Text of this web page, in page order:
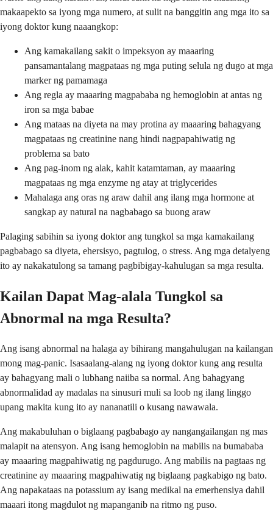
makaapekto sa iyong mga numero, at sulit na banggitin ang mga ito sa
iyong doktor kung naaangkop:
Ang kamakailang sakit o impeksyon ay maaaring
pansamantalang magpataas ng mga puting selula ng dugo at mga
marker ng pamamaga
Ang regla ay maaaring magpababa ng hemoglobin at antas ng
iron sa mga babae
Ang mataas na diyeta na may protina ay maaaring bahagyang
magpataas ng creatinine nang hindi nagpapahiwatig ng
problema sa bato
Ang pag-inom ng alak, kahit katamtaman, ay maaaring
magpataas ng mga enzyme ng atay at triglycerides
Mahalaga ang oras ng araw dahil ang ilang mga hormone at
sangkap ay natural na nagbabago sa buong araw
Palaging sabihin sa iyong doktor ang tungkol sa mga kamakailang
pagbabago sa diyeta, ehersisyo, pagtulog, o stress. Ang mga detalyeng
ito ay nakakatulong sa tamang pagbibigay-kahulugan sa mga resulta.
Kailan Dapat Mag-alala Tungkol sa
Abnormal na mga Resulta?
Ang isang abnormal na halaga ay bihirang mangahulugan na kailangan
mong mag-panic. Isasaalang-alang ng iyong doktor kung ang resulta
ay bahagyang mali o lubhang naiiba sa normal. Ang bahagyang
abnormalidad ay madalas na sinusuri muli sa loob ng ilang linggo
upang makita kung ito ay nananatili o kusang nawawala.
Ang makabuluhan o biglaang pagbabago ay nangangailangan ng mas
malapit na atensyon. Ang isang hemoglobin na mabilis na bumababa
ay maaaring magpahiwatig ng pagdurugo. Ang mabilis na pagtaas ng
creatinine ay maaaring magpahiwatig ng biglaang pagkabigo ng bato.
Ang napakataas na potassium ay isang medikal na emerhensiya dahil
maaari itong magdulot ng mapanganib na ritmo ng puso.